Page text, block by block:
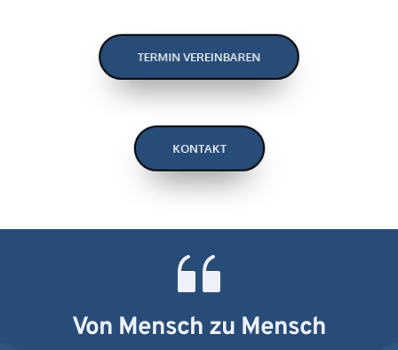
TERMIN VEREINBAREN
KONTAKT
Von Mensch zu Mensch